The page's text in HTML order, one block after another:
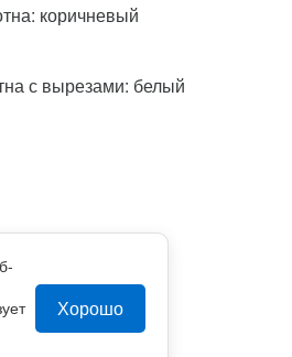
Хорошо
коричневый
с вырезами: белый
по
оставьте